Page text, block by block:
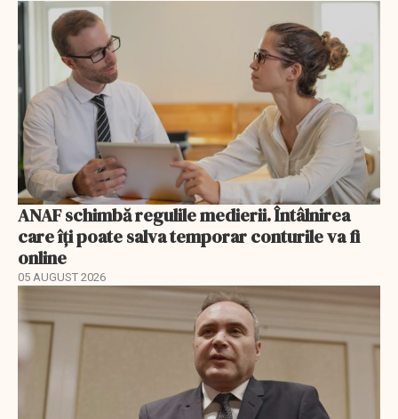
ANAF schimbă regulile medierii. Întâlnirea
care îți poate salva temporar conturile va fi
online
05 AUGUST 2026